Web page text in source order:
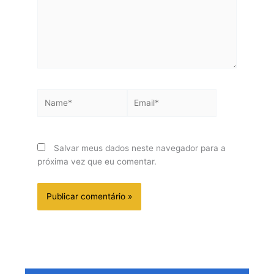
Salvar meus dados neste navegador para a
próxima vez que eu comentar.